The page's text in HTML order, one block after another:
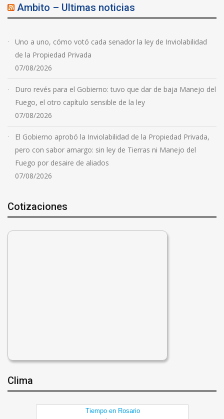
Ambito – Ultimas noticias
Uno a uno, cómo votó cada senador la ley de Inviolabilidad
de la Propiedad Privada
07/08/2026
Duro revés para el Gobierno: tuvo que dar de baja Manejo del
Fuego, el otro capítulo sensible de la ley
07/08/2026
El Gobierno aprobó la Inviolabilidad de la Propiedad Privada,
pero con sabor amargo: sin ley de Tierras ni Manejo del
Fuego por desaire de aliados
07/08/2026
Cotizaciones
Clima